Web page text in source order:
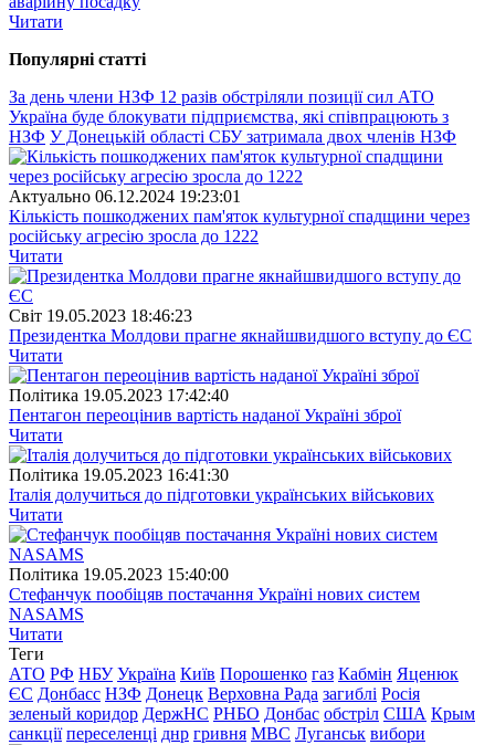
Читати
Популярнi статтi
За день члени НЗФ 12 разів обстріляли позиції сил АТО
Україна буде блокувати підприємства, які співпрацюють з
НЗФ У Донецькій області СБУ затримала двох членів НЗФ
Актуально 06.12.2024 19:23:01
Кількість пошкоджених пам'яток культурної спадщини через
російську агресію зросла до 1222
Читати
Свiт 19.05.2023 18:46:23
Президентка Молдови прагне якнайшвидшого вступу до ЄС
Читати
Полiтика 19.05.2023 17:42:40
Пентагон переоцінив вартість наданої Україні зброї
Читати
Полiтика 19.05.2023 16:41:30
Італія долучиться до підготовки українських військових
Читати
Полiтика 19.05.2023 15:40:00
Стефанчук пообіцяв постачання Україні нових систем
NASAMS
Читати
Теги
АТО РФ НБУ Україна Київ Порошенко газ Кабмін Яценюк
ЄС Донбасс НЗФ Донецк Верховна Рада загиблі Росія
зеленый коридор ДержНС РНБО Донбас обстріл США Крым
санкції переселенці днр гривня МВС Луганськ вибори